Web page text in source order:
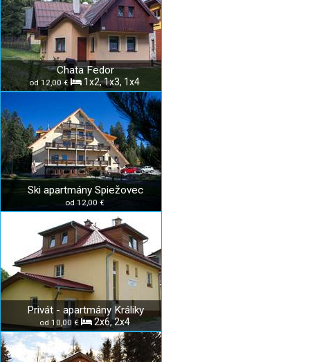
Chata Fedor
od 12,00 € 1x2, 1x3, 1x4
Ski apartmány Spiežovec
od 12,00 €
Privát - apartmány Králiky
od 10,00 € 2x6, 2x4